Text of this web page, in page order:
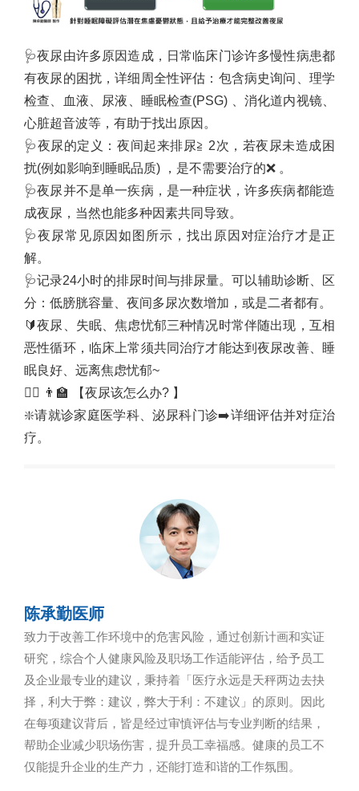
🩺夜尿由许多原因造成，日常临床门诊许多慢性病患都
有夜尿的困扰，详细周全性评估：包含病史询问、理学
检查、血液、尿液、睡眠检查(PSG) 、消化道内视镜、
心脏超音波等，有助于找出原因。
🩺夜尿的定义：夜间起来排尿≧ 2次，若夜尿未造成困
扰(例如影响到睡眠品质) ，是不需要治疗的❌ 。
🩺夜尿并不是单一疾病，是一种症状，许多疾病都能造
成夜尿，当然也能多种因素共同导致。
🩺夜尿常见原因如图所示，找出原因对症治疗才是正
解。
🩺记录24小时的排尿时间与排尿量。可以辅助诊断、区
分：低膀胱容量、夜间多尿次数增加，或是二者都有。
🔰夜尿、失眠、焦虑忧郁三种情况时常伴随出现，互相
恶性循环，临床上常须共同治疗才能达到夜尿改善、睡
眠良好、远离焦虑忧郁~
👨‍⚕️ 👨‍🏫 【夜尿该怎么办? 】
❇️请就诊家庭医学科、泌尿科门诊➡️详细评估并对症治
疗。
陈承勤医师
致力于改善工作环境中的危害风险，通过创新计画和实证
研究，综合个人健康风险及职场工作适能评估，给予员工
及企业最专业的建议，秉持着「医疗永远是天秤两边去抉
择，利大于弊：建议，弊大于利：不建议」的原则。因此
在每项建议背后，皆是经过审慎评估与专业判断的结果，
帮助企业减少职场伤害，提升员工幸福感。健康的员工不
仅能提升企业的生产力，还能打造和谐的工作氛围。